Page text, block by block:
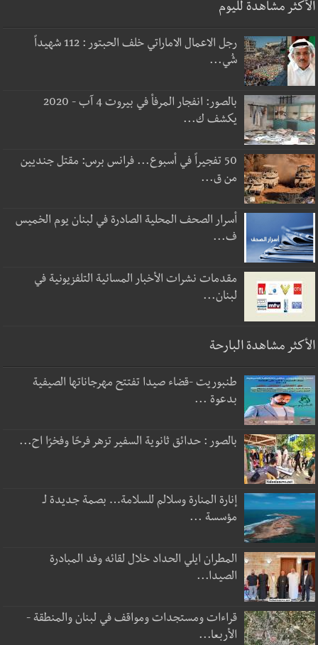
الأكثر مشاهدة لليوم
رجل الاعمال الاماراتي خلف الحبتور : 112 شهيداً
شُي...
بالصور: انفجار المرفأ في بيروت 4 آب - 2020
يكشف ك...
50 تفجيراً في أسبوع... فرانس برس: مقتل جنديين
من ق...
أسرار الصحف المحلية الصادرة في لبنان يوم الخميس
ف...
مقدمات نشرات الأخبار المسائية التلفزيونية في
لبنان...
الأكثر مشاهدة البارحة
طنبوريت -قضاء صيدا تفتتح مهرجاناتها الصيفية
بدعوة ...
بالصور : حدائق ثانوية السفير تزهر فرحًا وفخرًا اح...
إنارة المنارة وسلالم للسلامة… بصمة جديدة لـ
مؤسسة ...
المطران ايلي الحداد خلال لقائه وفد المبادرة
الصيدا...
قراءات ومستجدات ومواقف في لبنان والمنطقة -
الأربعا...